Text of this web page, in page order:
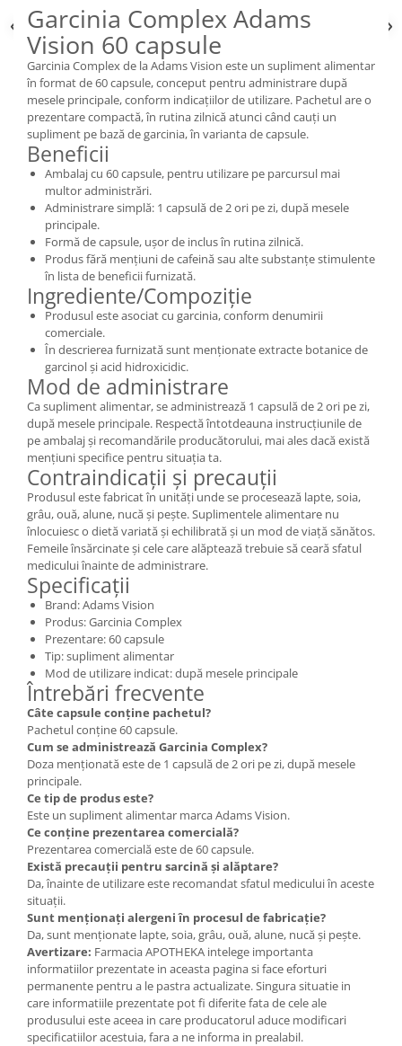
Garcinia Complex Adams
Vision 60 capsule
Garcinia Complex de la Adams Vision este un supliment alimentar
în format de 60 capsule, conceput pentru administrare după
mesele principale, conform indicațiilor de utilizare. Pachetul are o
prezentare compactă, în rutina zilnică atunci când cauți un
supliment pe bază de garcinia, în varianta de capsule.
Beneficii
Ambalaj cu 60 capsule, pentru utilizare pe parcursul mai
multor administrări.
Administrare simplă: 1 capsulă de 2 ori pe zi, după mesele
principale.
Formă de capsule, ușor de inclus în rutina zilnică.
Produs fără mențiuni de cafeină sau alte substanțe stimulente
în lista de beneficii furnizată.
Ingrediente/Compoziție
Produsul este asociat cu garcinia, conform denumirii
comerciale.
În descrierea furnizată sunt menționate extracte botanice de
garcinol și acid hidroxicidic.
Mod de administrare
Ca supliment alimentar, se administrează 1 capsulă de 2 ori pe zi,
după mesele principale. Respectă întotdeauna instrucțiunile de
pe ambalaj și recomandările producătorului, mai ales dacă există
mențiuni specifice pentru situația ta.
Contraindicații și precauții
Produsul este fabricat în unități unde se procesează lapte, soia,
grâu, ouă, alune, nucă și pește. Suplimentele alimentare nu
înlocuiesc o dietă variată și echilibrată și un mod de viață sănătos.
Femeile însărcinate și cele care alăptează trebuie să ceară sfatul
medicului înainte de administrare.
Specificații
Brand: Adams Vision
Produs: Garcinia Complex
Prezentare: 60 capsule
Tip: supliment alimentar
Mod de utilizare indicat: după mesele principale
Întrebări frecvente
Câte capsule conține pachetul?
Pachetul conține 60 capsule.
Cum se administrează Garcinia Complex?
Doza menționată este de 1 capsulă de 2 ori pe zi, după mesele
principale.
Ce tip de produs este?
Este un supliment alimentar marca Adams Vision.
Ce conține prezentarea comercială?
Prezentarea comercială este de 60 capsule.
Există precauții pentru sarcină și alăptare?
Da, înainte de utilizare este recomandat sfatul medicului în aceste
situații.
Sunt menționați alergeni în procesul de fabricație?
Da, sunt menționate lapte, soia, grâu, ouă, alune, nucă și pește.
Avertizare: Farmacia APOTHEKA intelege importanta
informatiilor prezentate in aceasta pagina si face eforturi
permanente pentru a le pastra actualizate. Singura situatie in
care informatiile prezentate pot fi diferite fata de cele ale
produsului este aceea in care producatorul aduce modificari
specificatiilor acestuia, fara a ne informa in prealabil.